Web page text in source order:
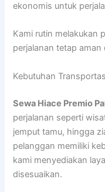
ekonomis untuk
Kami rutin melakukan
perjalanan tetap
Kebutuhan
Sewa Hiace Premio
perjalanan seperti
jemput tamu, hingga
pelanggan memiliki
kami menyediakan
disesuaikan.